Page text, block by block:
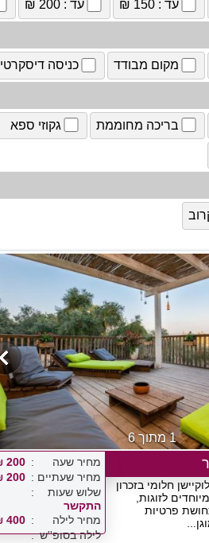
עד : 150 ₪ עד : 200 ₪
מקום מבודד כניסה
בריכה מחוממת גקוזי ספא
1 מתוך 6
חלומי בזכרון
לזוגות,
פרטיות
מחיר שעה
200 ₪
מחיר שעתיים
200 ₪
שלוש שעות
התקשר
מחיר לילה
400 ₪
לילה בסופ''ש